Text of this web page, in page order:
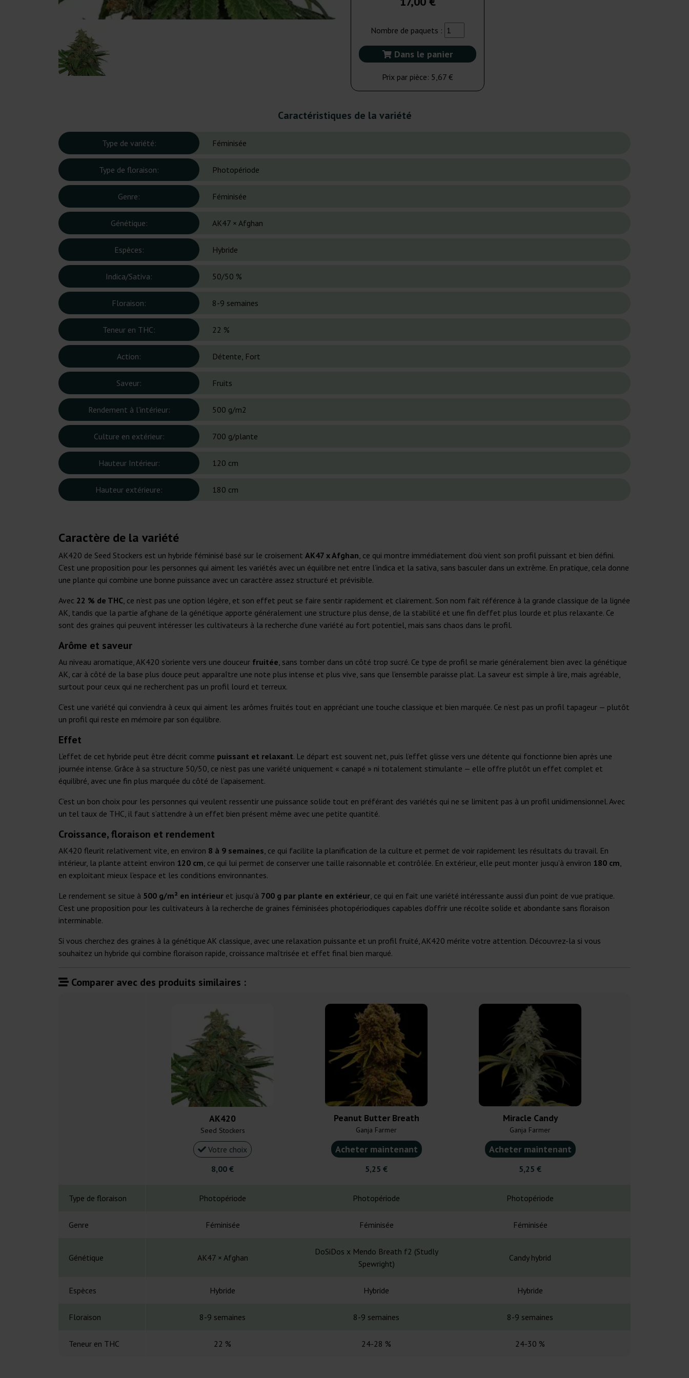
Nombre de paquets :
Dans le panier
Prix par pièce: 5,67 €
Caractéristiques de la variété
Type de variété: Féminisée
Type de floraison: Photopériode
Genre: Féminisée
Génétique: AK47 × Afghan
Espèces: Hybride
Indica/Sativa: 50/50 %
Floraison: 8-9 semaines
Teneur en THC: 22 %
Action: Détente, Fort
Saveur: Fruits
Rendement à l'intérieur: 500 g/m2
Culture en extérieur: 700 g/plante
Hauteur Intérieur: 120 cm
Hauteur extérieure: 180 cm
Caractère de la variété
AK420 de Seed Stockers est un hybride féminisé basé sur le croisement AK47 x Afghan, ce qui montre immédiatement d’où vient son profil puissant et bien défini.
C’est une proposition pour les personnes qui aiment les variétés avec un équilibre net entre l’indica et la sativa, sans basculer dans un extrême. En pratique, cela donne
une plante qui combine une bonne puissance avec un caractère assez structuré et prévisible.
Avec 22 % de THC, ce n’est pas une option légère, et son effet peut se faire sentir rapidement et clairement. Son nom fait référence à la grande classique de la lignée
AK, tandis que la partie afghane de la génétique apporte généralement une structure plus dense, de la stabilité et une fin d’effet plus lourde et plus relaxante. Ce
sont des graines qui peuvent intéresser les cultivateurs à la recherche d’une variété au fort potentiel, mais sans chaos dans le profil.
Arôme et saveur
Au niveau aromatique, AK420 s’oriente vers une douceur fruitée, sans tomber dans un côté trop sucré. Ce type de profil se marie généralement bien avec la génétique
AK, car à côté de la base plus douce peut apparaître une note plus intense et plus vive, sans que l’ensemble paraisse plat. La saveur est simple à lire, mais agréable,
surtout pour ceux qui ne recherchent pas un profil lourd et terreux.
C’est une variété qui conviendra à ceux qui aiment les arômes fruités tout en appréciant une touche classique et bien marquée. Ce n’est pas un profil tapageur — plutôt
un profil qui reste en mémoire par son équilibre.
Effet
L’effet de cet hybride peut être décrit comme puissant et relaxant. Le départ est souvent net, puis l’effet glisse vers une détente qui fonctionne bien après une
journée intense. Grâce à sa structure 50/50, ce n’est pas une variété uniquement « canapé » ni totalement stimulante — elle offre plutôt un effet complet et
équilibré, avec une fin plus marquée du côté de l’apaisement.
C’est un bon choix pour les personnes qui veulent ressentir une puissance solide tout en préférant des variétés qui ne se limitent pas à un profil unidimensionnel. Avec
un tel taux de THC, il faut s’attendre à un effet bien présent même avec une petite quantité.
Croissance, floraison et rendement
AK420 fleurit relativement vite, en environ 8 à 9 semaines, ce qui facilite la planification de la culture et permet de voir rapidement les résultats du travail. En
intérieur, la plante atteint environ 120 cm, ce qui lui permet de conserver une taille raisonnable et contrôlée. En extérieur, elle peut monter jusqu’à environ 180 cm,
en exploitant mieux l’espace et les conditions environnantes.
Le rendement se situe à 500 g/m² en intérieur et jusqu’à 700 g par plante en extérieur, ce qui en fait une variété intéressante aussi d’un point de vue pratique.
C’est une proposition pour les cultivateurs à la recherche de graines féminisées photopériodiques capables d’offrir une récolte solide et abondante sans floraison
interminable.
Si vous cherchez des graines à la génétique AK classique, avec une relaxation puissante et un profil fruité, AK420 mérite votre attention. Découvrez-la si vous
souhaitez un hybride qui combine floraison rapide, croissance maîtrisée et effet final bien marqué.
Comparer avec des produits similaires :
AK420
Seed Stockers
Votre choix
8,00 €
Peanut Butter Breath
Ganja Farmer
Acheter maintenant
5,25 €
Miracle Candy
Ganja Farmer
Acheter maintenant
5,25 €
Type de floraison Photopériode Photopériode Photopériode
Genre Féminisée Féminisée Féminisée
Génétique AK47 × Afghan
DoSiDos x Mendo Breath f2 (Studly
Spewright)
Candy hybrid
Espèces Hybride Hybride Hybride
Floraison 8-9 semaines 8-9 semaines 8-9 semaines
Teneur en THC 22 % 24-28 % 24-30 %